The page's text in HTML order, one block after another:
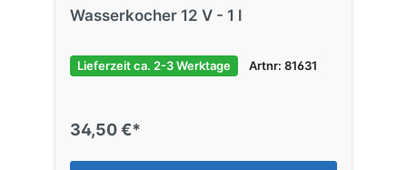
Wasserkocher 12 V - 1 l
Lieferzeit ca. 2-3 Werktage Artnr: 81631
34,50 €*